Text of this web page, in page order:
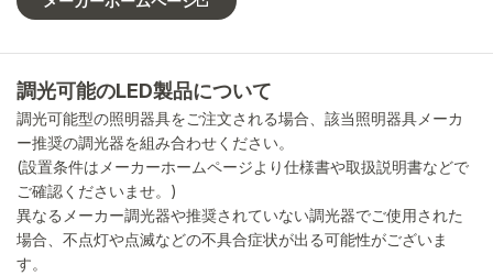
調光可能のLED製品について
調光可能型の照明器具をご注文される場合、該当照明器具メーカ
ー推奨の調光器を組み合わせください。
(設置条件はメーカーホームページより仕様書や取扱説明書などで
ご確認くださいませ。)
異なるメーカー調光器や推奨されていない調光器でご使用された
場合、不点灯や点滅などの不具合症状が出る可能性がございま
す。